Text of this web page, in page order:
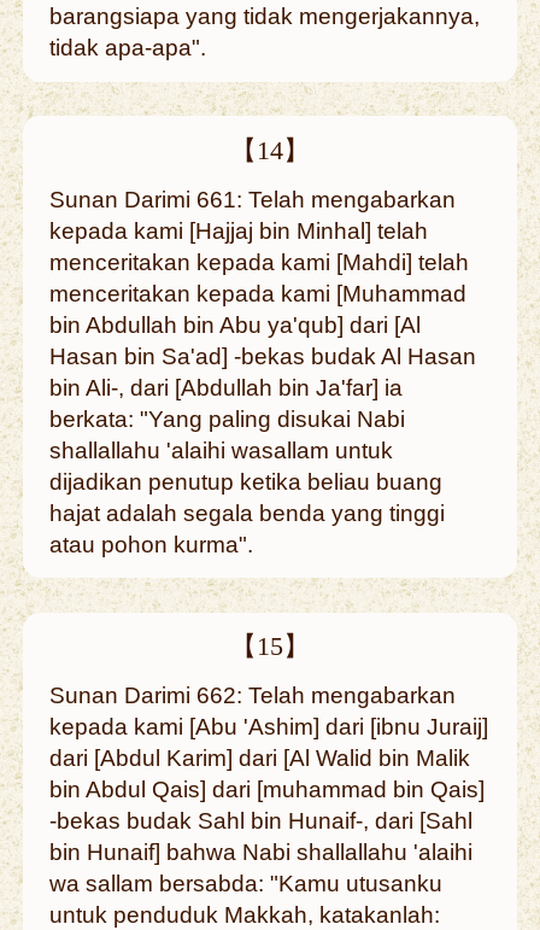
barangsiapa yang tidak mengerjakannya,
tidak apa-apa".
【14】
Sunan Darimi 661: Telah mengabarkan
kepada kami [Hajjaj bin Minhal] telah
menceritakan kepada kami [Mahdi] telah
menceritakan kepada kami [Muhammad
bin Abdullah bin Abu ya'qub] dari [Al
Hasan bin Sa'ad] -bekas budak Al Hasan
bin Ali-, dari [Abdullah bin Ja'far] ia
berkata: "Yang paling disukai Nabi
shallallahu 'alaihi wasallam untuk
dijadikan penutup ketika beliau buang
hajat adalah segala benda yang tinggi
atau pohon kurma".
【15】
Sunan Darimi 662: Telah mengabarkan
kepada kami [Abu 'Ashim] dari [ibnu Juraij]
dari [Abdul Karim] dari [Al Walid bin Malik
bin Abdul Qais] dari [muhammad bin Qais]
-bekas budak Sahl bin Hunaif-, dari [Sahl
bin Hunaif] bahwa Nabi shallallahu 'alaihi
wa sallam bersabda: "Kamu utusanku
untuk penduduk Makkah, katakanlah: